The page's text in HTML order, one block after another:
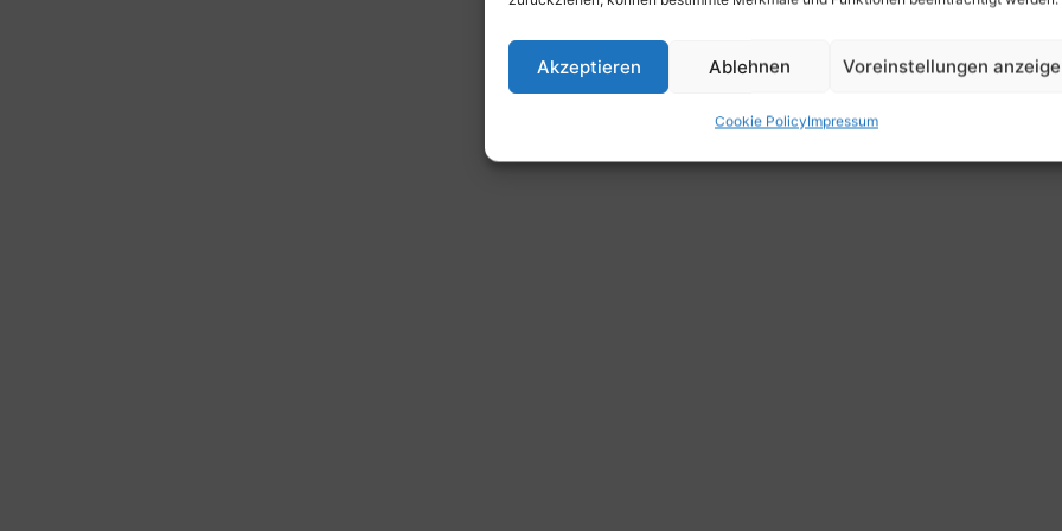
Akzeptieren Ablehnen Voreinstellungen
Cookie PolicyImpressum